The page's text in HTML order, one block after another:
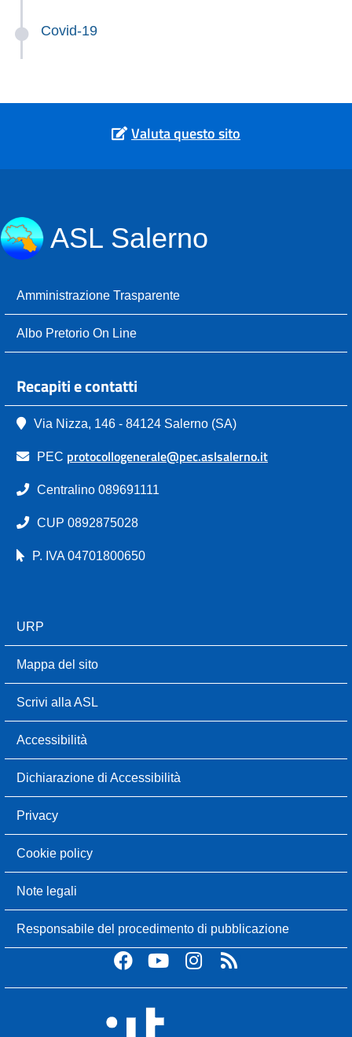
Covid-19
Valuta questo sito
ASL Salerno
Amministrazione Trasparente
Albo Pretorio On Line
Recapiti e contatti
Via Nizza, 146 - 84124 Salerno (SA)
PEC protocollogenerale@pec.aslsalerno.it
Centralino 089691111
CUP 0892875028
P. IVA 04701800650
URP
Mappa del sito
Scrivi alla ASL
Accessibilità
Dichiarazione di Accessibilità
Privacy
Cookie policy
Note legali
Responsabile del procedimento di pubblicazione